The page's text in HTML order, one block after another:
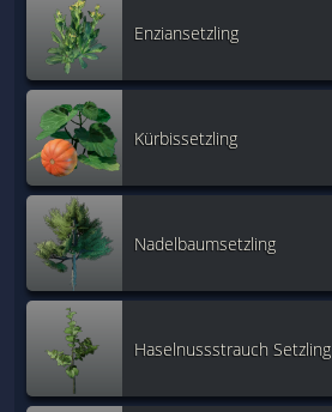
Enziansetzling
Kürbissetzling
Nadelbaumsetzling
Haselnussstrauch Setzling